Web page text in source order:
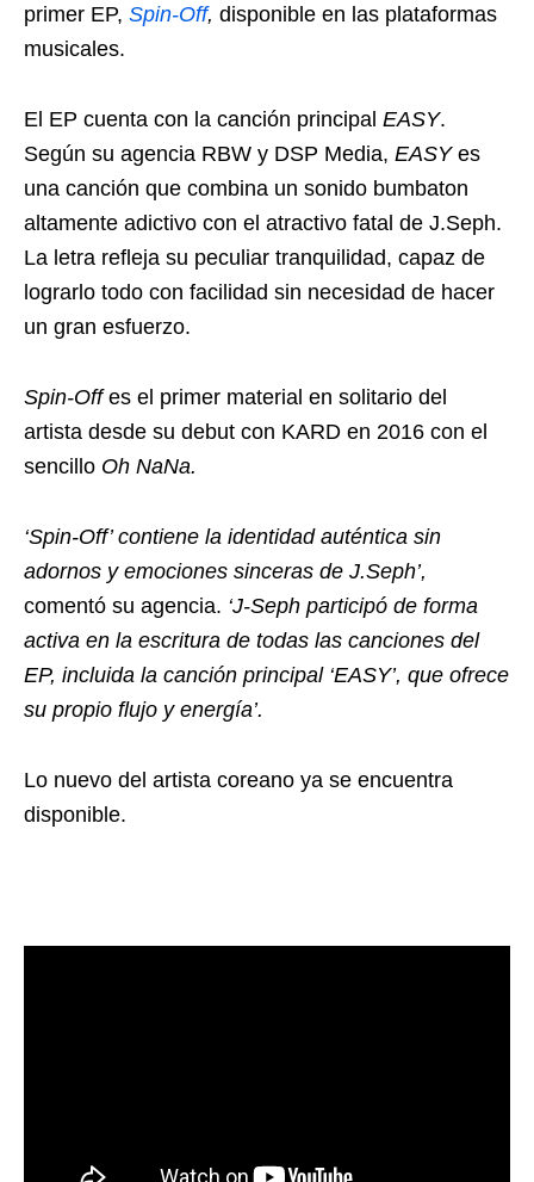
primer EP, Spin-Off, disponible en las plataformas
musicales.
El EP cuenta con la canción principal EASY.
Según su agencia RBW y DSP Media, EASY es
una canción que combina un sonido bumbaton
altamente adictivo con el atractivo fatal de J.Seph.
La letra refleja su peculiar tranquilidad, capaz de
lograrlo todo con facilidad sin necesidad de hacer
un gran esfuerzo.
Spin-Offes el primer material en solitario del
artista desde su debut con KARD en 2016 con el
sencillo Oh NaNa.
‘Spin-Off’ contiene la identidad auténtica sin
adornos y emociones sinceras de J.Seph’,
comentó su agencia. ‘J-Seph participó de forma
activa en la escritura de todas las canciones del
EP, incluida la canción principal ‘EASY’, que ofrece
su propio flujo y energía’.
Lo nuevo del artista coreano ya se encuentra
disponible.